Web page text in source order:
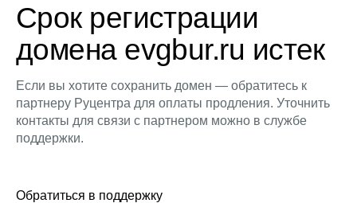
Срок регистрации
домена evgbur.ru истек
Если вы хотите сохранить домен — обратитесь к
партнеру Руцентра для оплаты продления. Уточнить
контакты для связи с партнером можно в службе
поддержки.
Обратиться в поддержку